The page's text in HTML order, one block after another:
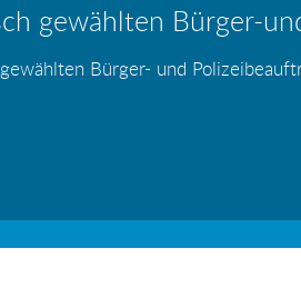
gewählten Bürger-
Bürger- und
– wer haftet für die
Blei - gefährlich und
mündlich an die